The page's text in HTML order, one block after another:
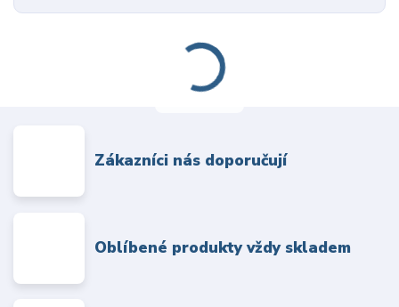
Zákazníci nás doporučují
Oblíbené produkty vždy skladem